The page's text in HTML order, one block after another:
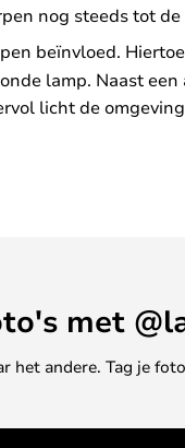
nog steeds tot
beïnvloed.
lamp. Naast
licht de
met
het andere. Tag je